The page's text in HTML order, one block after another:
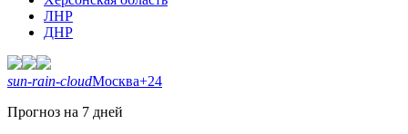
ЛНР
ДНР
sun-rain-cloudМосква+24
Прогноз на 7 дней